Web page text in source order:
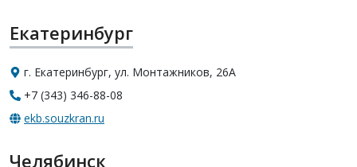
Екатеринбург
г. Екатеринбург, ул. Монтажников, 26А
+7 (343) 346-88-08
ekb.souzkran.ru
Челябинск